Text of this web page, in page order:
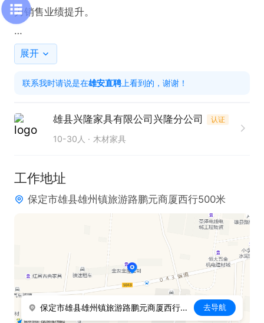
力销售业绩提升。
任职要求：
互动。
易。
3. 熟悉家具产品知识，能够准确介绍产品优势特点。
5. 具有相关行业经验者优先考虑，能更快适应工作节
奏。
6. 拥有积极主动的工作态度，愿意为客户提供优质服
展开
联系我时请说是在雄安直聘 上看到的，谢谢！
雄县兴隆家具有限公司兴隆分公司 认证
10-30人 木材家具
工作地址
保定市雄县雄州镇旅游路鹏元商厦西行500米
保定市雄县雄州镇旅游路鹏元商厦西行500米 去导航